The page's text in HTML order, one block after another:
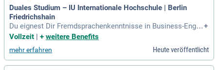
Duales Studium – IU Internationale Hochschule | Berlin
Friedrichshain
Du eignest Dir Fremdsprachenkenntnisse in Business-Englis
ch an. Du befasst Dich mit den Grundlagen der Betriebswirts
+
Vollzeit | + weitere Benefits
mehr erfahren Heute veröffentlicht